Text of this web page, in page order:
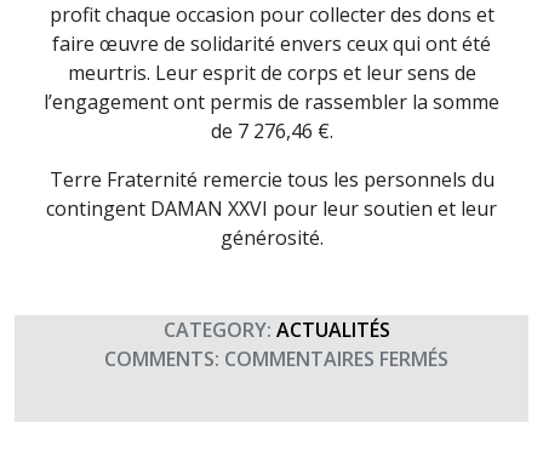
profit chaque occasion pour collecter des dons et
faire œuvre de solidarité envers ceux qui ont été
meurtris. Leur esprit de corps et leur sens de
l’engagement ont permis de rassembler la somme
de 7 276,46 €.
Terre Fraternité remercie tous les personnels du
contingent DAMAN XXVI pour leur soutien et leur
générosité.
CATEGORY: ACTUALITÉS
COMMENTS: COMMENTAIRES FERMÉS
DAMAN